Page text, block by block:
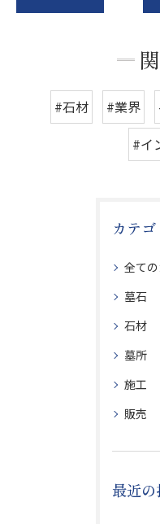
#石材 #業界
#イ
カテ
全て
墓石
石材
墓所
施工
販売
最近